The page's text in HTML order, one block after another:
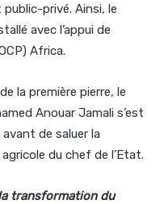
privé. Ainsi, le
avec l’appui de
Africa.
la première pierre, le
Anouar Jamali s’est
de saluer la
du chef de l’Etat.
transformation du